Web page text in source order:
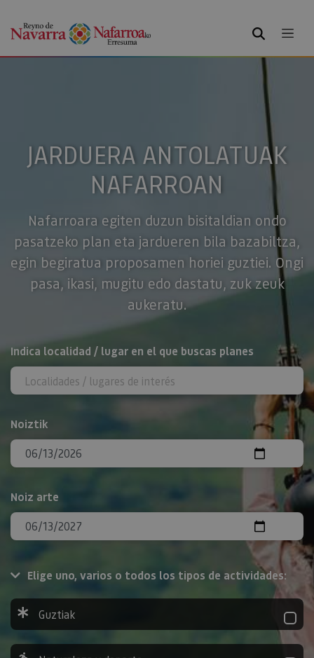
BILATU
JARDUERA ANTOLATUAK
NAFARROAN
Nafarroara egiten duzun bisitaldian ondo
pasatzeko plan eta jardueren bila bazabiltza,
egin begiratua proposamen horiei guztiei. Ongi
pasa, ikasi, mugitu edo dastatu, zuk zeuk
aukeratu.
BILATU
Indica localidad / lugar en el que buscas planes
Noiztik
Noiz arte
Elige uno, varios o todos los tipos de actividades:
Guztiak